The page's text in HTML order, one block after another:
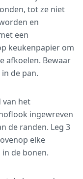
tot ze niet
en
een
keukenpapier om
afkoelen. Bewaar
de pan.
van het
ingewreven
de randen. Leg 3
elke
de bonen.